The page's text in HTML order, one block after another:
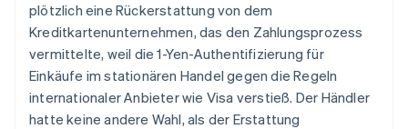
plötzlich eine Rückerstattung von dem
Kreditkartenunternehmen, das den Zahlungsprozess
vermittelte, weil die 1-Yen-Authentifizierung für
Einkäufe im stationären Handel gegen die Regeln
internationaler Anbieter wie Visa verstieß. Der Händler
hatte keine andere Wahl, als der Erstattung